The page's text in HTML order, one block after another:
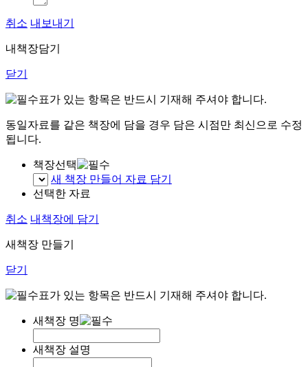
취소 내보내기
내책장담기
닫기
표가 있는 항목은 반드시 기재해 주셔야 합니다.
동일자료를 같은 책장에 담을 경우 담은 시점만 최신으로 수정
됩니다.
책장선택
새 책장 만들어 자료 담기
선택한 자료
취소 내책장에 담기
새책장 만들기
닫기
표가 있는 항목은 반드시 기재해 주셔야 합니다.
새책장 명
새책장 설명